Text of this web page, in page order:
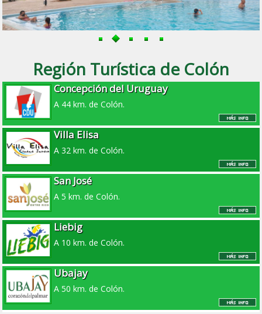
Región Turística de Colón
Concepción del Uruguay
A 44 km. de Colón.
Villa Elisa
A 32 km. de Colón.
San José
A 5 km. de Colón.
Liebig
A 10 km. de Colón.
Ubajay
A 50 km. de Colón.